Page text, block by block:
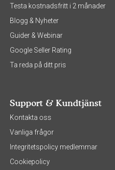
Testa kostnadsfritt i 2 månader
Blogg & Nyheter
Guider & Webinar
Google Seller Rating
Ta reda på ditt pris
Support & Kundtjänst
Kontakta oss
Vanliga frågor
Integritetspolicy medlemmar
Cookiepolicy